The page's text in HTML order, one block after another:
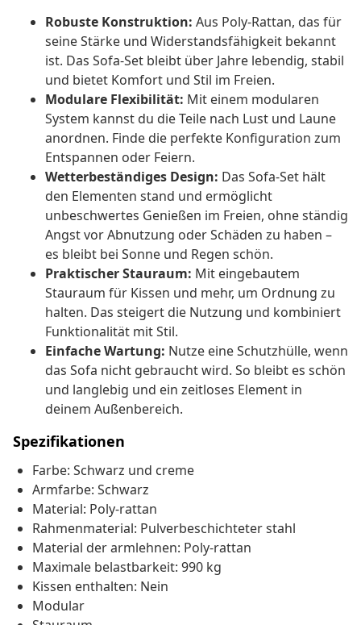
Robuste Konstruktion: Aus Poly-Rattan, das für
seine Stärke und Widerstandsfähigkeit bekannt
ist. Das Sofa-Set bleibt über Jahre lebendig, stabil
und bietet Komfort und Stil im Freien.
Modulare Flexibilität: Mit einem modularen
System kannst du die Teile nach Lust und Laune
anordnen. Finde die perfekte Konfiguration zum
Entspannen oder Feiern.
Wetterbeständiges Design: Das Sofa-Set hält
den Elementen stand und ermöglicht
unbeschwertes Genießen im Freien, ohne ständig
Angst vor Abnutzung oder Schäden zu haben –
es bleibt bei Sonne und Regen schön.
Praktischer Stauraum: Mit eingebautem
Stauraum für Kissen und mehr, um Ordnung zu
halten. Das steigert die Nutzung und kombiniert
Funktionalität mit Stil.
Einfache Wartung: Nutze eine Schutzhülle, wenn
das Sofa nicht gebraucht wird. So bleibt es schön
und langlebig und ein zeitloses Element in
deinem Außenbereich.
Spezifikationen
Farbe: Schwarz und creme
Armfarbe: Schwarz
Material: Poly-rattan
Rahmenmaterial: Pulverbeschichteter stahl
Material der armlehnen: Poly-rattan
Maximale belastbarkeit: 990 kg
Kissen enthalten: Nein
Modular